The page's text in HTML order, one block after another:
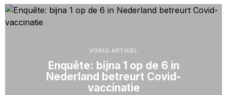
VORIG ARTIKEL
Enquête: bijna 1 op de 6 in
Nederland betreurt Covid-
vaccinatie